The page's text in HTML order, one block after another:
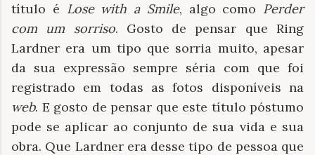
título é Lose with a Smile, algo como Perder
com um sorriso. Gosto de pensar que Ring
Lardner era um tipo que sorria muito, apesar
da sua expressão sempre séria com que foi
registrado em todas as fotos disponíveis na
web. E gosto de pensar que este título póstumo
pode se aplicar ao conjunto de sua vida e sua
obra. Que Lardner era desse tipo de pessoa que